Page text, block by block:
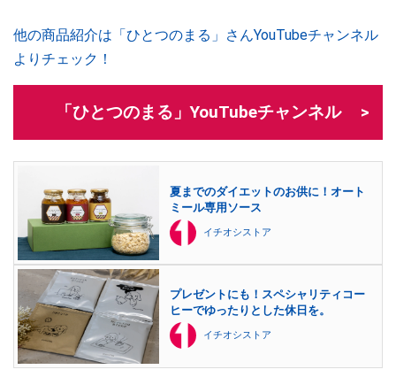
他の商品紹介は「ひとつのまる」さんYouTubeチャンネル
よりチェック！
「ひとつのまる」YouTubeチャンネル
夏までのダイエットのお供に！オート
ミール専用ソース
イチオシストア
プレゼントにも！スペシャリティコー
ヒーでゆったりとした休日を。
イチオシストア